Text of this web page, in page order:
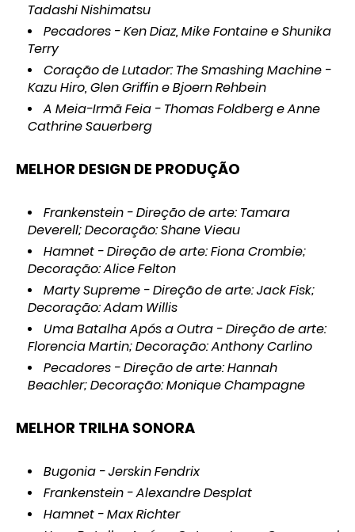
Tadashi Nishimatsu
Pecadores - Ken Diaz, Mike Fontaine e Shunika
Terry
Coração de Lutador: The Smashing Machine -
Kazu Hiro, Glen Griffin e Bjoern Rehbein
A Meia-Irmã Feia - Thomas Foldberg e Anne
Cathrine Sauerberg
MELHOR DESIGN DE PRODUÇÃO
Frankenstein - Direção de arte: Tamara
Deverell; Decoração: Shane Vieau
Hamnet - Direção de arte: Fiona Crombie;
Decoração: Alice Felton
Marty Supreme - Direção de arte: Jack Fisk;
Decoração: Adam Willis
Uma Batalha Após a Outra - Direção de arte:
Florencia Martin; Decoração: Anthony Carlino
Pecadores - Direção de arte: Hannah
Beachler; Decoração: Monique Champagne
MELHOR TRILHA SONORA
Bugonia - Jerskin Fendrix
Frankenstein - Alexandre Desplat
Hamnet - Max Richter